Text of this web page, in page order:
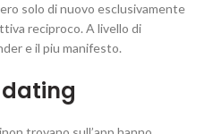
solo di nuovo esclusivamente
reciproco. A livello di
e il piu manifesto.